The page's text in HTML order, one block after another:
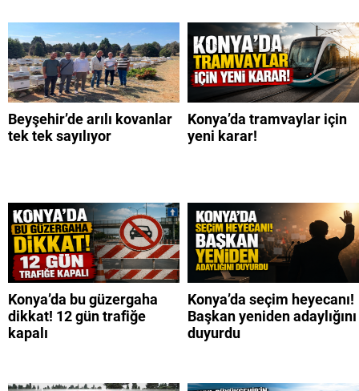
Beyşehir’de arılı kovanlar
tek tek sayılıyor
Konya’da tramvaylar için
yeni karar!
Konya’da bu güzergaha
dikkat! 12 gün trafiğe
kapalı
Konya’da seçim heyecanı!
Başkan yeniden adaylığını
duyurdu